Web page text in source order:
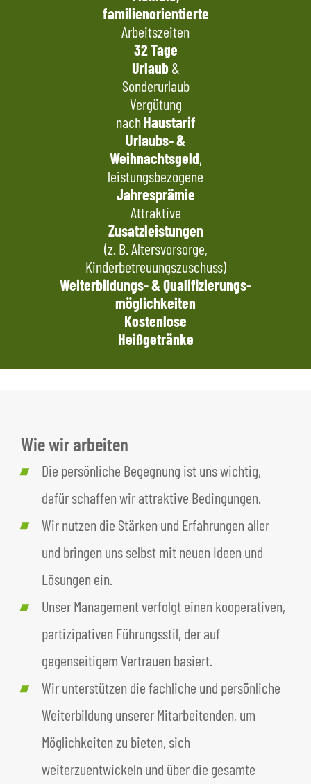
familienorientierte
Arbeitszeiten
32 Tage
Urlaub&
Sonderurlaub
Vergütung
nachHaustarif
Urlaubs- &
Weihnachtsgeld,
leistungsbezogene
Jahresprämie
Attraktive
Zusatzleistungen
(z. B. Altersvorsorge,
Kinderbetreuungszuschuss)
Weiterbildungs- &Qualifizierungs-
möglichkeiten
Kostenlose
Heißgetränke
Wie wir arbeiten
Die persönliche Begegnung ist uns wichtig,
dafür schaffen wir attraktive Bedingungen.
Wir nutzen die Stärken und Erfahrungen aller
und bringen uns selbst mit neuen Ideen und
Lösungen ein.
Unser Management verfolgt einen kooperativen,
partizipativen Führungsstil, der auf
gegenseitigem Vertrauen basiert.
Wir unterstützen die fachliche und persönliche
Weiterbildung unserer Mitarbeitenden, um
Möglichkeiten zu bieten, sich
weiterzuentwickeln und über die gesamte